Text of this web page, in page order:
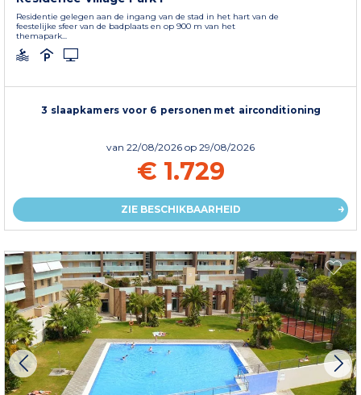
Residentie gelegen aan de ingang van de stad in het hart van de
feestelijke sfeer van de badplaats en op 900 m van het
themapark...
3 slaapkamers voor 6 personen met airconditioning
van 22/08/2026 op 29/08/2026
€ 1.729
ZIE BESCHIKBAARHEID